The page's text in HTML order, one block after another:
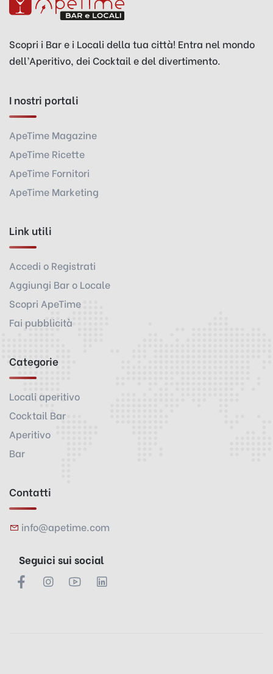
Scopri i Bar e i Locali della tua città! Entra nel mondo
dell’Aperitivo, dei Cocktail e del divertimento.
I nostri portali
ApeTime Magazine
ApeTime Ricette
ApeTime Fornitori
ApeTime Marketing
Link utili
Accedi o Registrati
Aggiungi Bar o Locale
Scopri ApeTime
Fai pubblicità
Categorie
Locali aperitivo
Cocktail Bar
Aperitivo
Bar
Contatti
info@apetime.com
Seguici sui social